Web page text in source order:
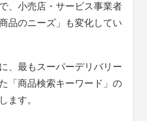
、小売店・サービス事業者
品のニーズ」も変化してい
、最もスーパーデリバリー
「商品検索キーワード」の
ます。